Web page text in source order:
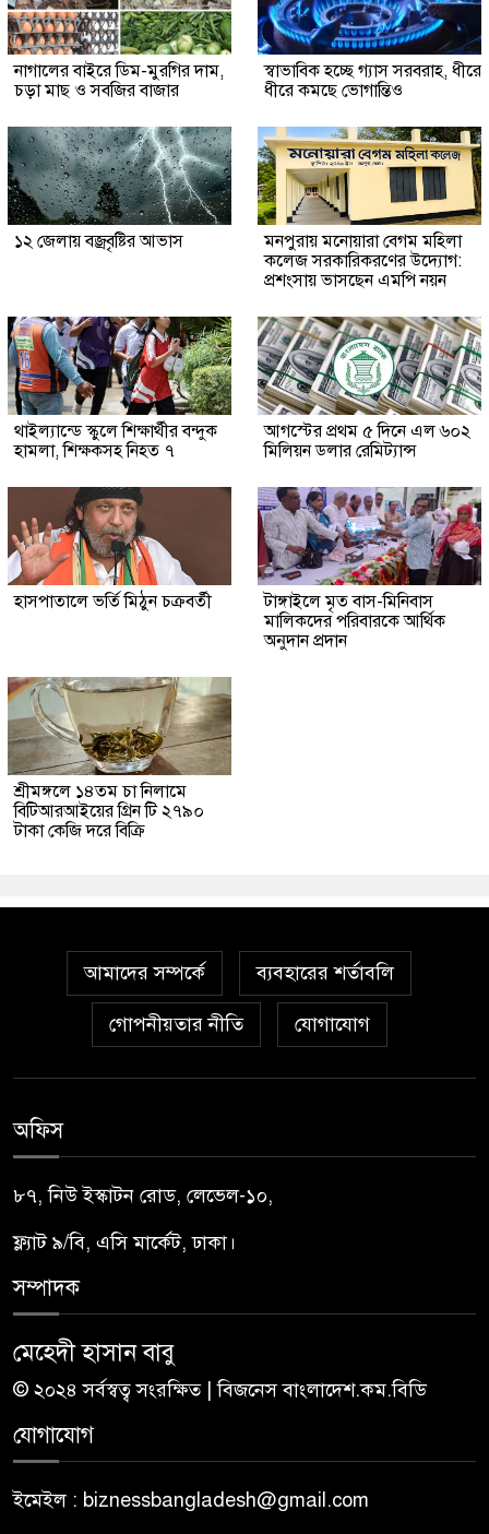
নাগালের বাইরে ডিম-মুরগির দাম,
চড়া মাছ ও সবজির বাজার
স্বাভাবিক হচ্ছে গ্যাস সরবরাহ, ধীরে
ধীরে কমছে ভোগান্তিও
১২ জেলায় বজ্রবৃষ্টির আভাস
মনপুরায় মনোয়ারা বেগম মহিলা
কলেজ সরকারিকরণের উদ্যোগ:
প্রশংসায় ভাসছেন এমপি নয়ন
থাইল্যান্ডে স্কুলে শিক্ষার্থীর বন্দুক
হামলা, শিক্ষকসহ নিহত ৭
আগস্টের প্রথম ৫ দিনে এল ৬০২
মিলিয়ন ডলার রেমিট্যান্স
হাসপাতালে ভর্তি মিঠুন চক্রবর্তী
টাঙ্গাইলে মৃত বাস-মিনিবাস
মালিকদের পরিবারকে আর্থিক
অনুদান প্রদান
শ্রীমঙ্গলে ১৪তম চা নিলামে
বিটিআরআইয়ের গ্রিন টি ২৭৯০
টাকা কেজি দরে বিক্রি
আমাদের সম্পর্কে ব্যবহারের শর্তাবলি
গোপনীয়তার নীতি যোগাযোগ
অফিস
৮৭, নিউ ইস্কাটন রোড, লেভেল-১০,
ফ্ল্যাট ৯/বি, এসি মার্কেট, ঢাকা।
সম্পাদক
মেহেদী হাসান বাবু
© ২০২৪ সর্বস্বত্ব সংরক্ষিত | বিজনেস বাংলাদেশ.কম.বিডি
যোগাযোগ
ইমেইল : biznessbangladesh@gmail.com